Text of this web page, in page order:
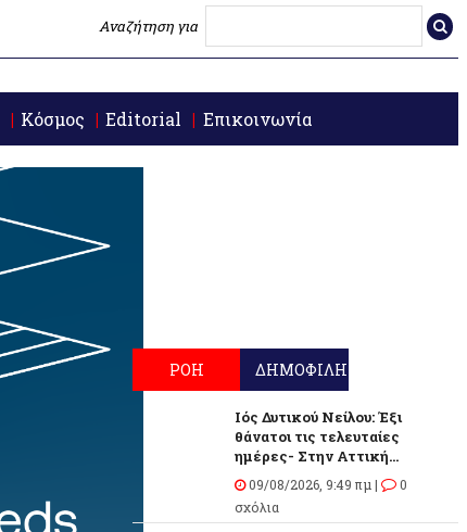
Αναζήτηση για
Κόσμος Editorial Επικοινωνία
ΡΟΗ ΔΗΜΟΦΙΛΗ
Ιός Δυτικού Νείλου: Έξι
θάνατοι τις τελευταίες
ημέρες- Στην Αττική...
09/08/2026, 9:49 πμ |
0
σχόλια